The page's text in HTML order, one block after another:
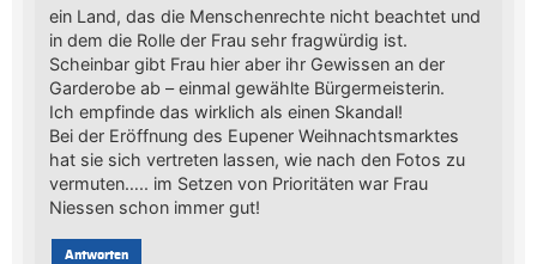
ein Land, das die Menschenrechte nicht beachtet und
in dem die Rolle der Frau sehr fragwürdig ist.
Scheinbar gibt Frau hier aber ihr Gewissen an der
Garderobe ab – einmal gewählte Bürgermeisterin.
Ich empfinde das wirklich als einen Skandal!
Bei der Eröffnung des Eupener Weihnachtsmarktes
hat sie sich vertreten lassen, wie nach den Fotos zu
vermuten….. im Setzen von Prioritäten war Frau
Niessen schon immer gut!
Antworten